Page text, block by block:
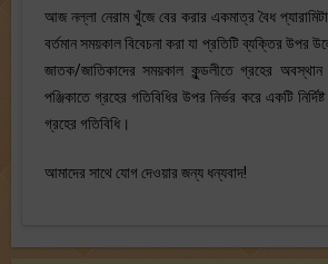
আজ নল্লা নেরাম খুঁজে বের করার একমাত্র বৈধ
বর্তমান সময়কাল বিবেচনা করা যা প্রতিটি ব্যক্তির উপর
জাতক/জাতিকাদের সময়কাল কুন্ডলীতে গ্রহের
পঞ্জিকাতে গ্রহের গতিবিধির উপর নির্ভর করে একটি
গ্রহের গতিবিধি।
আমাদের সাথে যোগ দেওয়ার জন্য ধন্যবাদ!